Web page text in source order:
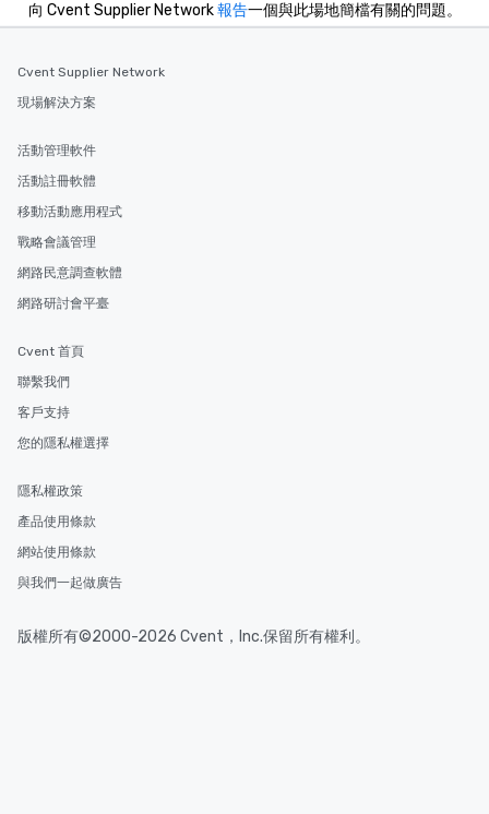
向 Cvent Supplier Network報告一個與此場地簡檔有關的問題。
Cvent Supplier Network
現場解決方案
活動管理軟件
活動註冊軟體
移動活動應用程式
戰略會議管理
網路民意調查軟體
網路研討會平臺
Cvent 首頁
聯繫我們
客戶支持
您的隱私權選擇
隱私權政策
產品使用條款
網站使用條款
與我們一起做廣告
版權所有©2000-2026 Cvent，Inc.保留所有權利。